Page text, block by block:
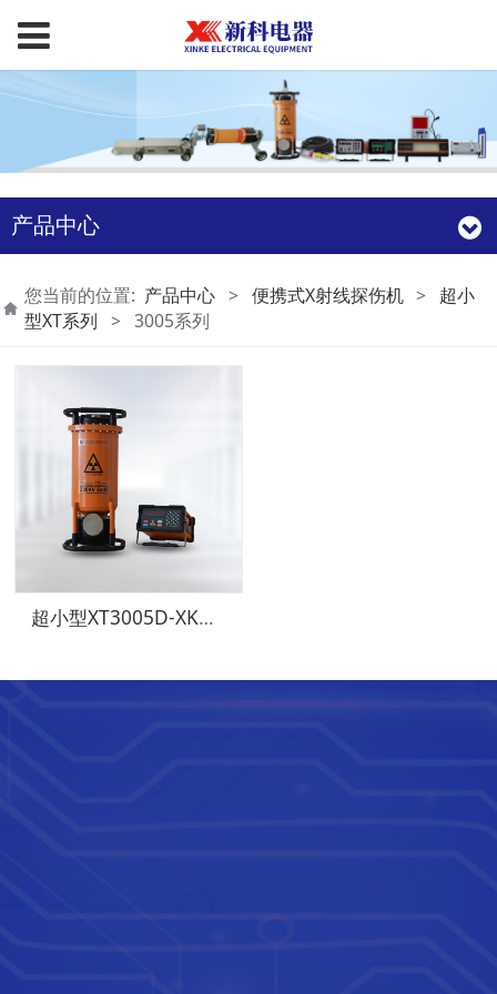
产品中心
您当前的位置: 产品中心 > 便携式X射线探伤机 >
超小
型XT系列 > 3005系列
超小型XT3005D-XK80陶瓷管定向